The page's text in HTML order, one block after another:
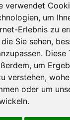
verwendet
um
Erlebnis zu
Sie sehen,
Diese
um
verstehen,
oder um
| Cookies Policy( Einstellungen